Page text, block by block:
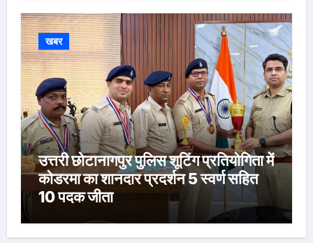
खबर
उत्तरी छोटानागपुर पुलिस शूटिंग प्रतियोगिता में
कोडरमा का शानदार प्रदर्शन 5 स्वर्ण सहित
10 पदक जीता